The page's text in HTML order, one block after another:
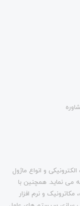
و انواع ماژول
می نماید. همچنین با
و نرم افزار